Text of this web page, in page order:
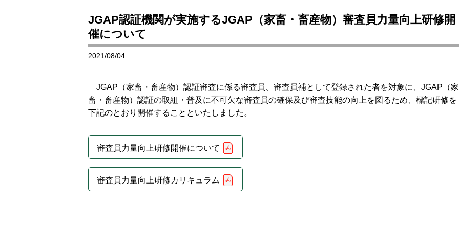
JGAP認証機関が実施するJGAP（家畜・畜産物）審査員力量向上研修開
催について
2021/08/04
JGAP（家畜・畜産物）認証審査に係る審査員、審査員補として登録された者を対象に、JGAP（家
畜・畜産物）認証の取組・普及に不可欠な審査員の確保及び審査技能の向上を図るため、標記研修を
下記のとおり開催することといたしました。
審査員力量向上研修開催について
審査員力量向上研修カリキュラム